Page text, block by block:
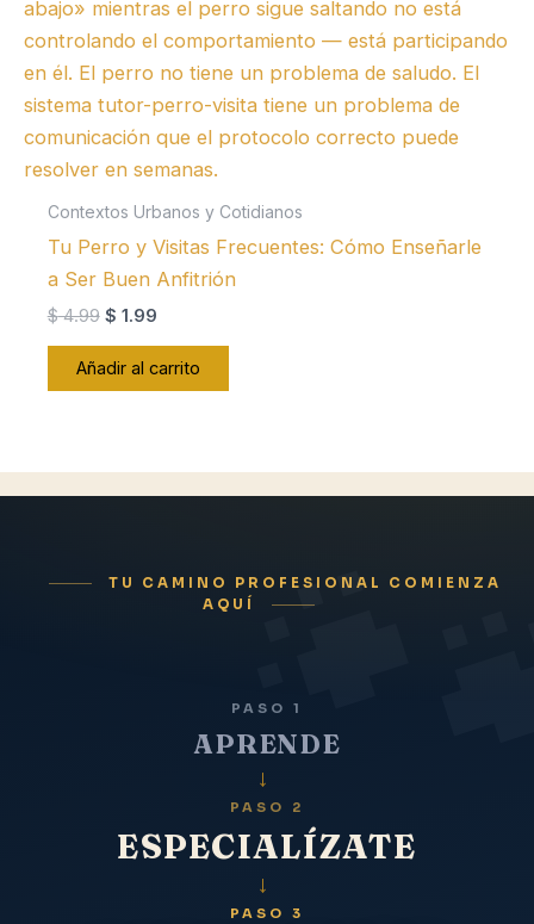
Contextos Urbanos y Cotidianos
Tu Perro y Visitas Frecuentes: Cómo Enseñarle
a Ser Buen Anfitrión
$4.99 El
original
$ 1.99El
actual
Añadir al carrito
TU CAMINO PROFESIONAL COMIENZA
AQUÍ
PASO 1
APRENDE
→
PASO 2
ESPECIALÍZATE
→
PASO 3